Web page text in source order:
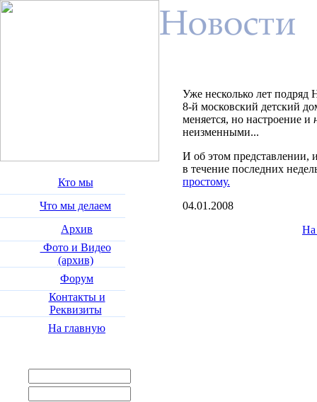
Кто мы
Что мы делаем
Архив
Фото и Видео
(архив)
Форум
Контакты и
Реквизиты
На главную
Уже несколько лет подряд
8-й московский детский
меняется, но настроение и
неизменными...
И об этом представлении,
в течение последних
простому.
04.01.2008
На